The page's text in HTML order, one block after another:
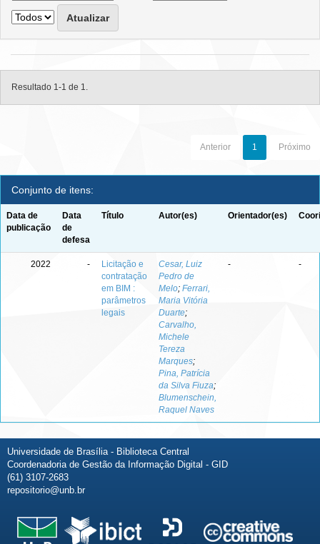
Resultado 1-1 de 1.
Anterior 1 Próximo
Conjunto de itens:
Data de
publicação
Data
de
defesa
Título Autor(es) Orientador(es)
2022 -
Licitação e
contratação
em BIM :
parâmetros
legais
Cesar, Luiz
Pedro de
Melo; Ferrari,
Maria Vitória
Duarte;
Carvalho,
Michele
Tereza
Marques;
Pina, Patrícia
da Silva Fiuza;
Blumenschein,
Raquel Naves
- -
Universidade de Brasília - Biblioteca Central
Coordenadoria de Gestão da Informação Digital - GID
(61) 3107-2683
repositorio@unb.br